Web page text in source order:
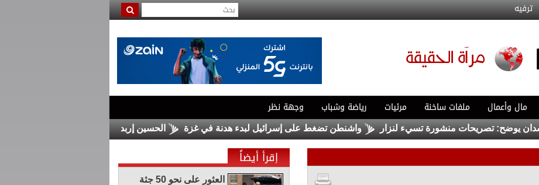
ترفيه
مال وأعمال ملفات ساخنة مرئيات رياضة وشباب وجهة نظر
تصريحات منشورة تسيء لنزار واشنطن تضغط على إسرائيل لبدء هدنة في غزة الحسين إربد يضم السلمان من الرمثا
إقرأ أيضاً
العثور على نحو 50 جثة